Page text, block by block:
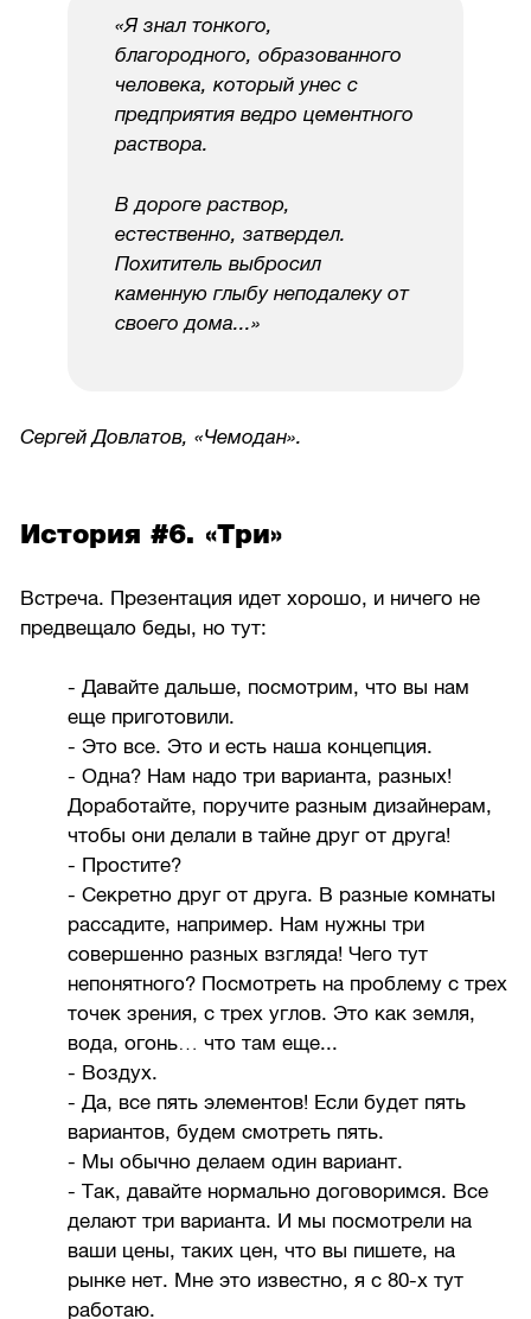
«Я знал тонкого,
благородного, образованного
человека, который унес с
предприятия ведро цементного
раствора.
В дороге раствор,
естественно, затвердел.
Похититель выбросил
каменную глыбу неподалеку от
своего дома...»
Сергей Довлатов, «Чемодан».
История #6. «Три»
Встреча. Презентация идет хорошо, и ничего не
предвещало беды, но тут:
- Давайте дальше, посмотрим, что вы нам
еще приготовили.
- Это все. Это и есть наша концепция.
- Одна? Нам надо три варианта, разных!
Доработайте, поручите разным дизайнерам,
чтобы они делали в тайне друг от друга!
- Простите?
- Секретно друг от друга. В разные комнаты
рассадите, например. Нам нужны три
совершенно разных взгляда! Чего тут
непонятного? Посмотреть на проблему с трех
точек зрения, с трех углов. Это как земля,
вода, огонь… что там еще...
- Воздух.
- Да, все пять элементов! Если будет пять
вариантов, будем смотреть пять.
- Мы обычно делаем один вариант.
- Так, давайте нормально договоримся. Все
делают три варианта. И мы посмотрели на
ваши цены, таких цен, что вы пишете, на
рынке нет. Мне это известно, я с 80-х тут
работаю.